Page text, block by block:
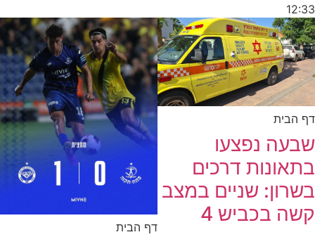
12:33
דף הבית
שבעה נפצעו
בתאונות דרכים
בשרון: שניים במצב
קשה בכביש 4
דף הבית